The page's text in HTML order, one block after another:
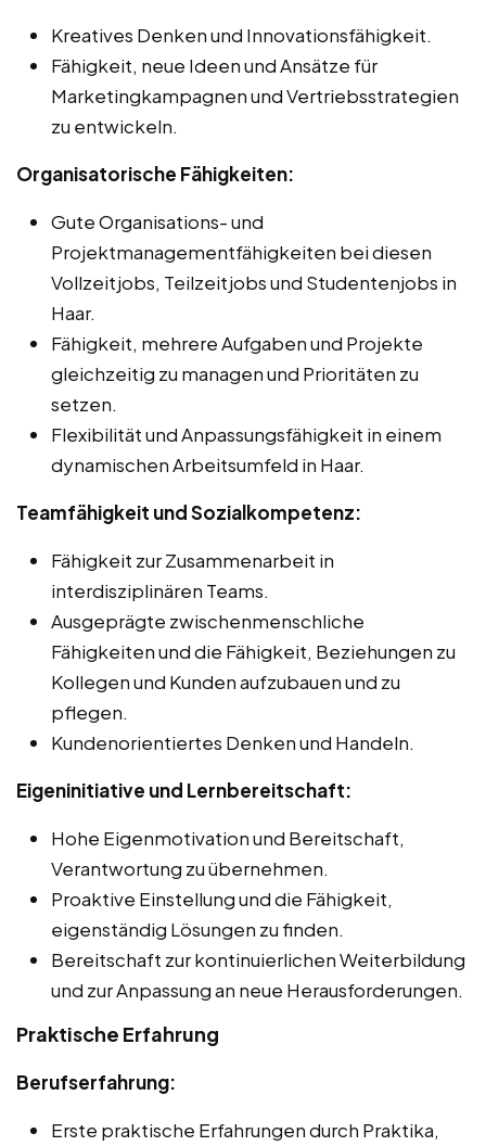
Kreatives Denken und Innovationsfähigkeit.
Fähigkeit, neue Ideen und Ansätze für
Marketingkampagnen und Vertriebsstrategien
zu entwickeln.
Organisatorische Fähigkeiten:
Gute Organisations- und
Projektmanagementfähigkeiten bei diesen
Vollzeitjobs, Teilzeitjobs und Studentenjobs in
Haar.
Fähigkeit, mehrere Aufgaben und Projekte
gleichzeitig zu managen und Prioritäten zu
setzen.
Flexibilität und Anpassungsfähigkeit in einem
dynamischen Arbeitsumfeld in Haar.
Teamfähigkeit und Sozialkompetenz:
Fähigkeit zur Zusammenarbeit in
interdisziplinären Teams.
Ausgeprägte zwischenmenschliche
Fähigkeiten und die Fähigkeit, Beziehungen zu
Kollegen und Kunden aufzubauen und zu
pflegen.
Kundenorientiertes Denken und Handeln.
Eigeninitiative und Lernbereitschaft:
Hohe Eigenmotivation und Bereitschaft,
Verantwortung zu übernehmen.
Proaktive Einstellung und die Fähigkeit,
eigenständig Lösungen zu finden.
Bereitschaft zur kontinuierlichen Weiterbildung
und zur Anpassung an neue Herausforderungen.
Praktische Erfahrung
Berufserfahrung:
Erste praktische Erfahrungen durch Praktika,